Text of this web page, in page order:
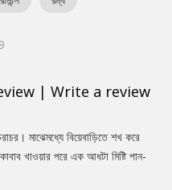
| Write a review
মাঝেমধ্যে বিয়েবাড়িতে শখ করে
খাওয়ার পরে এক আধটা মিষ্টি পান-
রহস্যময় এক পান- দুনিয়া ঢুঁড়ে এমন